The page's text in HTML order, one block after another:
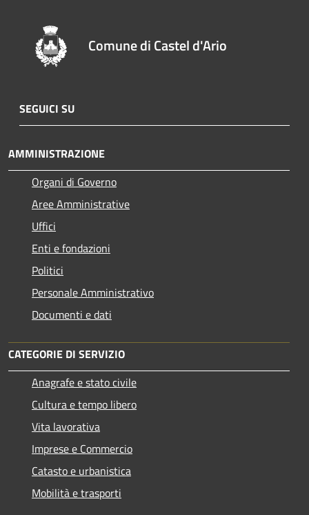
Comune di Castel d'Ario
SEGUICI SU
AMMINISTRAZIONE
Organi di Governo
Aree Amministrative
Uffici
Enti e fondazioni
Politici
Personale Amministrativo
Documenti e dati
CATEGORIE DI SERVIZIO
Anagrafe e stato civile
Cultura e tempo libero
Vita lavorativa
Imprese e Commercio
Catasto e urbanistica
Mobilità e trasporti